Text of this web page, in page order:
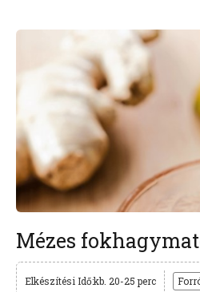
Mézes
Elkészítési Idő:kb. 20-25 perc